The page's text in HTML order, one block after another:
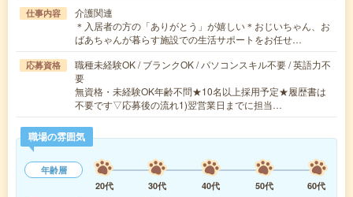
仕事内容
介護関連
＊入居者の方の「ありがとう」が嬉しい＊おじいちゃん、お
ばあちゃんが暮らす施設での生活サポートをお任せ…
応募資格
職種未経験OK / ブランクOK / パソコンスキル不要 / 英語力不
要
無資格・未経験OK年齢不問★10名以上採用予定★履歴書は
不要です▽応募後の流れ1)翌営業日までに担当…
職場の雰囲気
年齢層
20代
30代 40代 50代
60代